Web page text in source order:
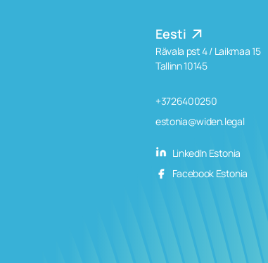
Eesti
Rävala pst 4 / Laikmaa 15
Tallinn 10145
+3726400250
estonia@widen.legal
LinkedIn Estonia
Facebook Estonia